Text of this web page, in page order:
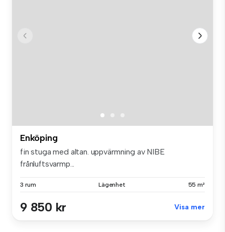
Enköping
fin stuga med altan. uppvärmning av NIBE
frånluftsvarmp...
3 rum Lägenhet 55 m²
9 850 kr Visa mer